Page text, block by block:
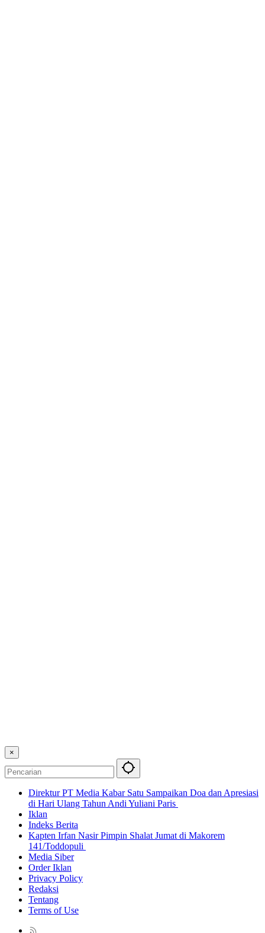
×
Direktur PT Media Kabar Satu Sampaikan Doa dan Apresiasi
di Hari Ulang Tahun Andi Yuliani Paris
Iklan
Indeks Berita
Kapten Irfan Nasir Pimpin Shalat Jumat di Makorem
141/Toddopuli
Media Siber
Order Iklan
Privacy Policy
Redaksi
Tentang
Terms of Use